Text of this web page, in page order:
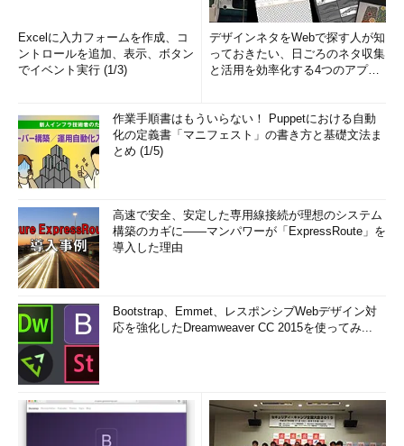
Excelに入力フォームを作成、コ
ントロールを追加、表示、ボタン
でイベント実行 (1/3)
デザインネタをWebで探す人が知
っておきたい、日ごろのネタ収集
と活用を効率化する4つのアプリ
作業手順書はもういらない！ Puppetにおける自動
化の定義書「マニフェスト」の書き方と基礎文法ま
とめ (1/5)
高速で安全、安定した専用線接続が理想のシステム
構築のカギに――マンパワーが「ExpressRoute」を
導入した理由
Bootstrap、Emmet、レスポンシブWebデザイン対
応を強化したDreamweaver CC 2015を使ってみ...